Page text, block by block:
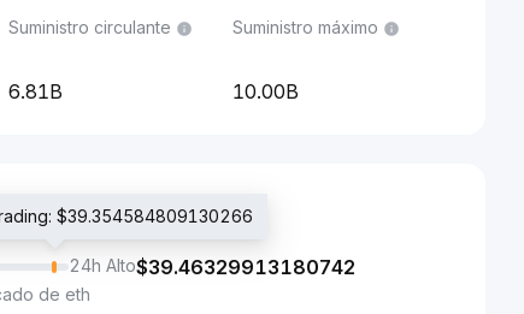
Suministro circulante
6.81B
Suministro máximo
10.00B
$39.354584809130266
24h Alto$39.46329913180742
de eth